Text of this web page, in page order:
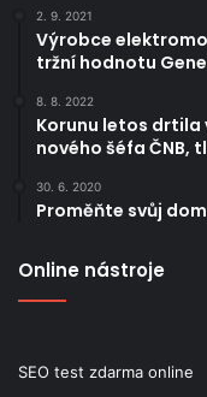
2. 9. 2021
Výrobce
tržní hodnotu
8. 8. 2022
Korunu letos drtila
nového šéfa ČNB,
30. 6. 2020
Proměňte svůj
Online nástroje
SEO test zdarma online